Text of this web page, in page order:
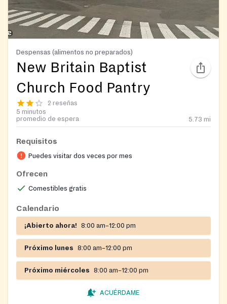
Despensas (alimentos no preparados)
New Britain Baptist
Church Food Pantry
2 reseñas
5 minutos
promedio de espera
5.73 mi
Requisitos
Puedes visitar dos veces por mes
Ofrecen
Comestibles gratis
Calendario
¡Abierto ahora! 8:00 am–12:00 pm
Próximo lunes 8:00 am–12:00 pm
Próximo miércoles 8:00 am–12:00 pm
ACUÉRDAME